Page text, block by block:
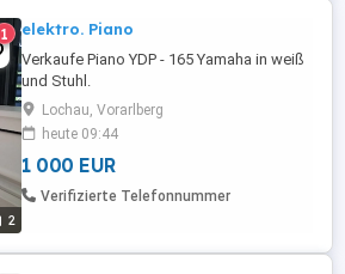
2
1 elektro. Piano
Verkaufe Piano YDP - 165 Yamaha in weiß
und Stuhl.
Lochau, Vorarlberg
heute 09:44
1 000 EUR
Verifizierte Telefonnummer